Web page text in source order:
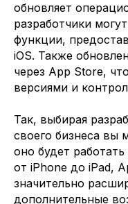
обновляет
разработчики
функции,
iOS. Также
через App Store,
версиями и
Так, выбирая
своего бизнеса вы
оно будет
от iPhone до iPad,
значительно
дополнительные
Ваше имя
Компания
Давайте усилим
команду
специалистами
Расскажите кто вам
направим наших
24 часов